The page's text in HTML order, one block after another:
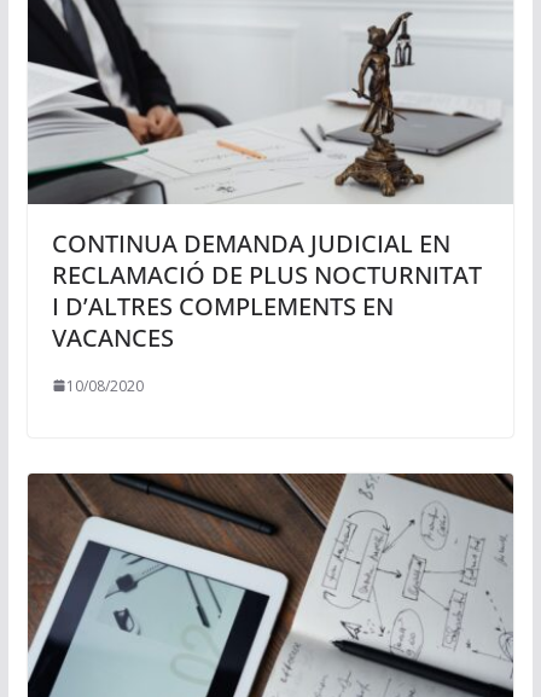
CONTINUA DEMANDA JUDICIAL EN
RECLAMACIÓ DE PLUS NOCTURNITAT
I D’ALTRES COMPLEMENTS EN
VACANCES
10/08/2020